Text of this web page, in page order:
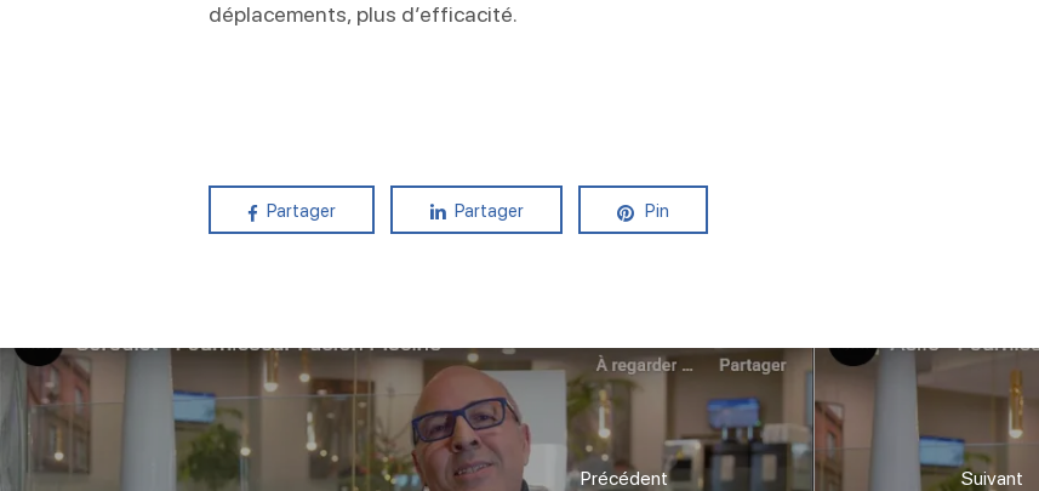
déplacements, plus d’efficacité.
Partager Partager Pin
Précédent Suivant